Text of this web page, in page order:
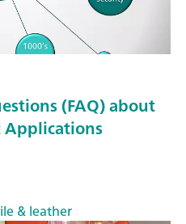
(FAQ) about
Applications
& leather